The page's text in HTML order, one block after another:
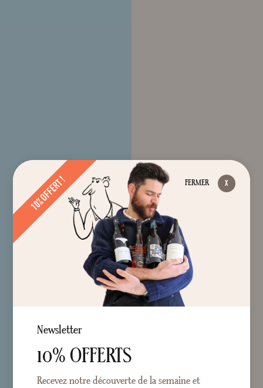
FERMER
10% OFFERT !
Newsletter
10% OFFERTS
Recevez notre découverte de la semaine et